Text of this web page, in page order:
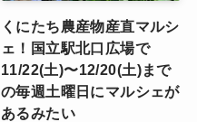
くにたち農産物産直マルシ
ェ！国立駅北口広場で
11/22(土)〜12/20(土)まで
の毎週土曜日にマルシェが
あるみたい